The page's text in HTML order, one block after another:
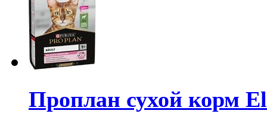
Проплан сухой корм